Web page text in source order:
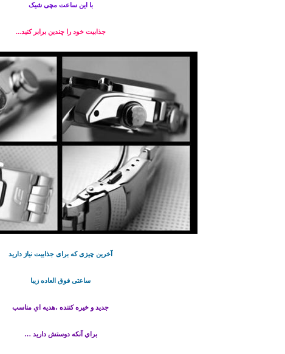
با این ساعت مچی شیک
جذابیت خود را چندین برابر کنید...
آخرین چیزی که برای جذابیت نیاز دارید
ساعتی فوق العاده زیبا
جدید و خیره کننده ،هديه اي مناسب
براي آنكه دوستش داريد …